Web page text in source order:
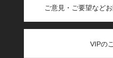
ご意見・ご要望など
VIPの